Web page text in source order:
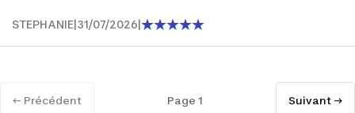
STEPHANIE|31/07/2026|
← Précédent Page 1 Suivant →